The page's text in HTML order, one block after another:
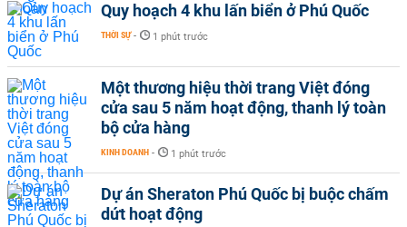
Quy hoạch 4 khu lấn biển ở Phú Quốc
THỜI SỰ - 1 phút trước
Một thương hiệu thời trang Việt đóng
cửa sau 5 năm hoạt động, thanh lý toàn
bộ cửa hàng
KINH DOANH - 1 phút trước
Dự án Sheraton Phú Quốc bị buộc chấm
dứt hoạt động